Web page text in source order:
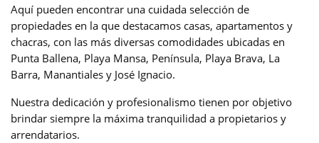
Aquí pueden encontrar una cuidada selección de
propiedades en la que destacamos casas, apartamentos y
chacras, con las más diversas comodidades ubicadas en
Punta Ballena, Playa Mansa, Península, Playa Brava, La
Barra, Manantiales y José Ignacio.
Nuestra dedicación y profesionalismo tienen por objetivo
brindar siempre la máxima tranquilidad a propietarios y
arrendatarios.